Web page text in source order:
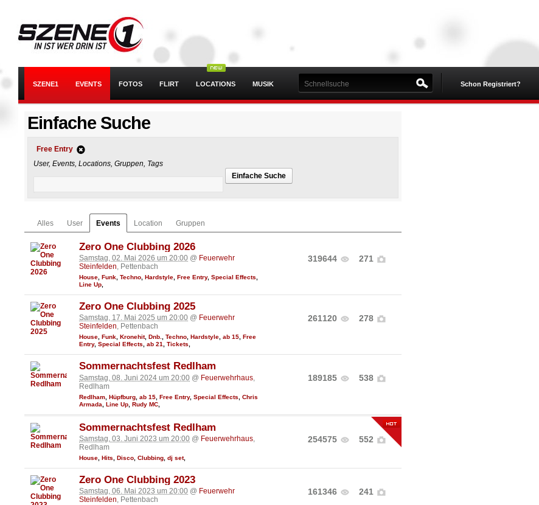
SZENE1 EVENTS FOTOS FLIRT LOCATIONS MUSIK Schon Registriert?
Einfache Suche
Free Entry
User, Events, Locations, Gruppen, Tags
Einfache Suche
Alles User Events Location Gruppen
319644 271
Zero One Clubbing 2026
Samstag, 02. Mai 2026 um 20:00 @ Feuerwehr
Steinfelden, Pettenbach
House Funk Techno Hardstyle Free Entry, Special Effects
Line Up
261120 278
Zero One Clubbing 2025
Samstag, 17. Mai 2025 um 20:00 @ Feuerwehr
Steinfelden, Pettenbach
House, Funk, Kronehit, Dnb., Techno, Hardstyle, ab 15, Free
Entry, Special Effects, ab 21, Tickets,
189185 538
Sommernachtsfest Redlham
Samstag, 08. Juni 2024 um 20:00 @ Feuerwehrhaus
Redlham
Redlham Hüpfburg ab 15 Free Entry, Special Effects
Chris
Armada
Line Up Rudy MC
254575 552
Sommernachtsfest Redlham
Samstag, 03. Juni 2023 um 20:00 @ Feuerwehrhaus,
Redlham
House Hits Disco Clubbing dj set,
161346 241
Zero One Clubbing 2023
Samstag, 06. Mai 2023 um 20:00 @ Feuerwehr
Steinfelden, Pettenbach